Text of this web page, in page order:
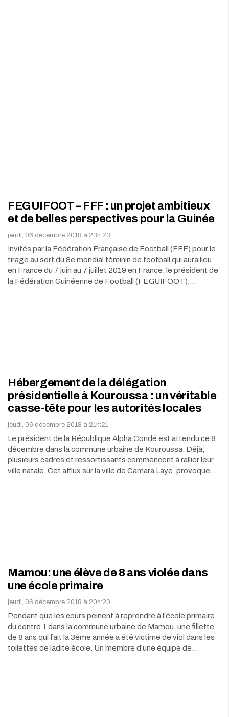
FEGUIFOOT – FFF : un projet ambitieux
et de belles perspectives pour la Guinée
jeudi, 06 décembre 2018 à 23h:23
Invités par la Fédération Française de Football (FFF) pour le
tirage au sort du 8e mondial féminin de football qui aura lieu
en France du 7 juin au 7 juillet 2019 en France, le président de
la Fédération Guinéenne de Football (FEGUIFOOT),…
Hébergement de la délégation
présidentielle à Kouroussa : un véritable
casse-tête pour les autorités locales
jeudi, 06 décembre 2018 à 21h:21
Le président de la République Alpha Condé est attendu ce 8
décembre dans la commune urbaine de Kouroussa. Déjà,
plusieurs cadres et ressortissants commencent à rallier leur
ville natale. Cet afflux sur la ville de Camara Laye, provoque…
Mamou: une élève de 8 ans violée dans
une école primaire
jeudi, 06 décembre 2018 à 20h:20
Pendant que les cours peinent à reprendre à l'école primaire
du centre 1 dans la commune urbaine de Mamou, une fillette
de 8 ans qui fait la 3ème année a été victime de viol dans les
toilettes de ladite école. Un membre d'une équipe de…